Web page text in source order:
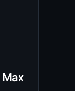
Max